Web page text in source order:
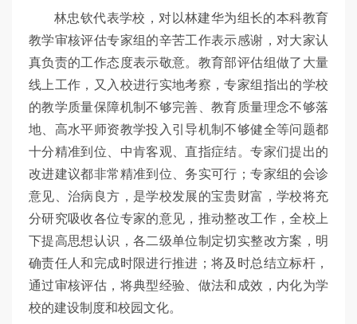
林忠钦代表学校，对以林建华为组长的本科教育
教学审核评估专家组的辛苦工作表示感谢，对大家认
真负责的工作态度表示敬意。教育部评估组做了大量
线上工作，又入校进行实地考察，专家组指出的学校
的教学质量保障机制不够完善、教育质量理念不够落
地、高水平师资教学投入引导机制不够健全等问题都
十分精准到位、中肯客观、直指症结。专家们提出的
改进建议都非常精准到位、务实可行；专家组的会诊
意见、治病良方，是学校发展的宝贵财富，学校将充
分研究吸收各位专家的意见，推动整改工作，全校上
下提高思想认识，各二级单位制定切实整改方案，明
确责任人和完成时限进行推进；将及时总结立标杆，
通过审核评估，将典型经验、做法和成效，内化为学
校的建设制度和校园文化。